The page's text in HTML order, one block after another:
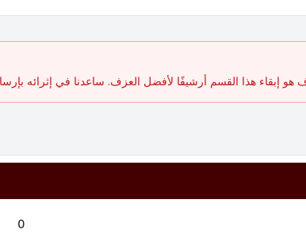
إبقاء هذا القسم أرشيفًا لأفضل العزف. ساعدنا في إثرائه
0